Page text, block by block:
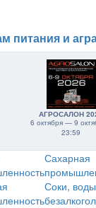
питания и
АГРОСАЛОН
6 октября — 9
23:59
Сахарная
Соки,